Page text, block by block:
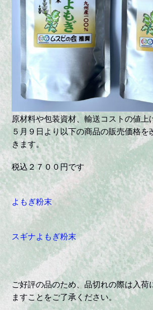
原材料や包装資材、輸送コストの値上
５月９日より以下の商品の販売価格を
きます。
税込２７００円です
よもぎ粉末
スギナよもぎ粉末
ご好評の品のため、品切れの際は入荷
ますことをご了承ください。